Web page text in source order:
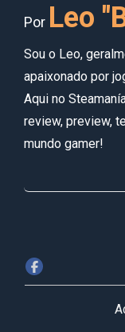
Por Leo
Sou o Leo,
apaixonado por
Aqui no
review, preview,
mundo gamer!